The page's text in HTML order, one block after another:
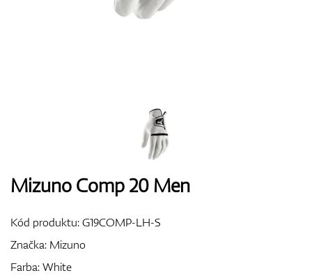
Rukavice
Bagy
Mizuno Comp 20 Men
Kód produktu:G19COMP-LH-S
Značka: Mizuno
Farba: White